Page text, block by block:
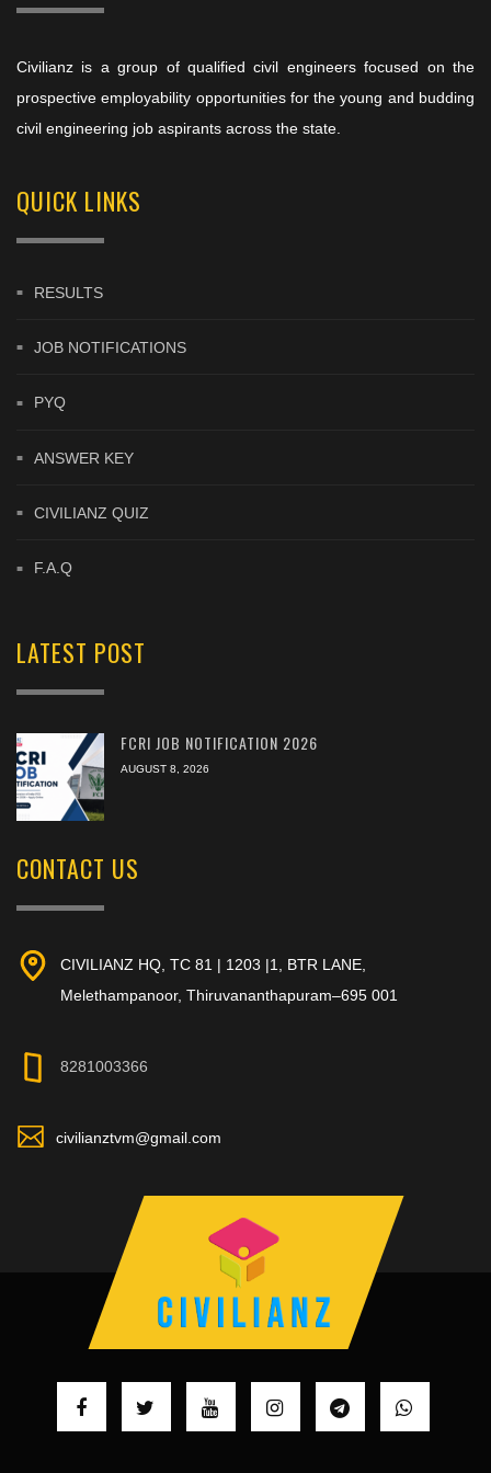
Civilianz is a group of qualified civil engineers focused on the
prospective employability opportunities for the young and budding
civil engineering job aspirants across the state.
QUICK LINKS
RESULTS
JOB NOTIFICATIONS
PYQ
ANSWER KEY
CIVILIANZ QUIZ
F.A.Q
LATEST POST
FCRI JOB NOTIFICATION 2026
AUGUST 8, 2026
CONTACT US
CIVILIANZ HQ, TC 81 | 1203 |1, BTR LANE,
Melethampanoor, Thiruvananthapuram–695 001
8281003366
civilianztvm@gmail.com